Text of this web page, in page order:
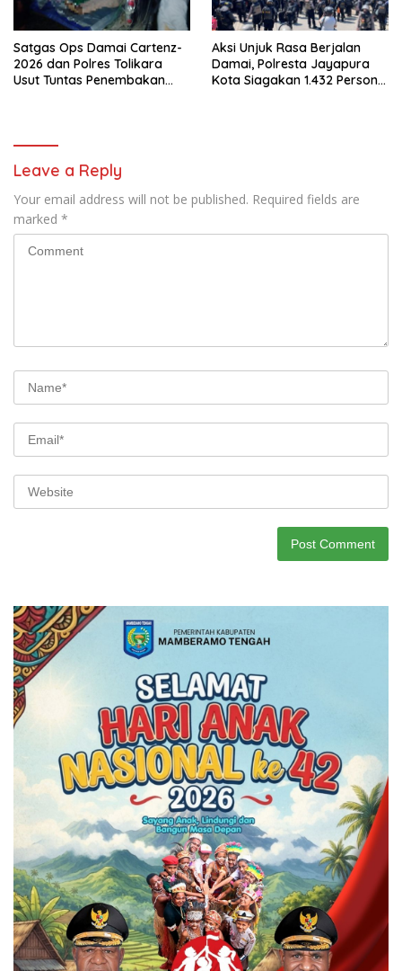
Satgas Ops Damai Cartenz-
2026 dan Polres Tolikara
Usut Tuntas Penembakan
Aksi Unjuk Rasa Berjalan
Damai, Polresta Jayapura
Kota Siagakan 1.432 Personel
Leave a Reply
Your email address will not be published. Required fields are
marked *